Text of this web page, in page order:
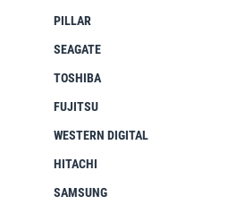
PILLAR
SEAGATE
TOSHIBA
FUJITSU
WESTERN DIGITAL
HITACHI
SAMSUNG